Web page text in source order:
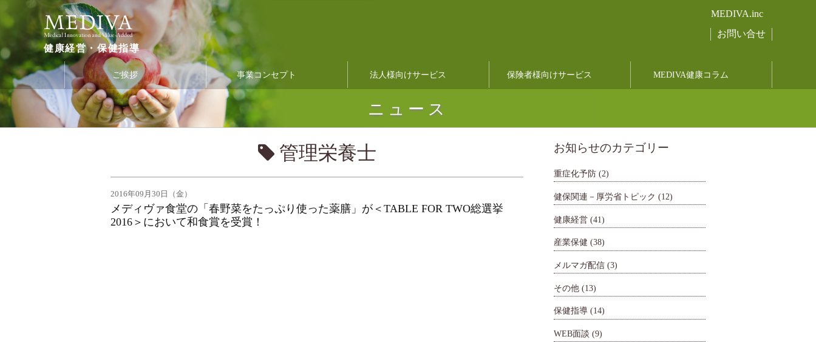
健康経営・保健指導
MEDIVA.inc
お問い合せ
ご挨拶 事業コンセプト 法人様向けサービス 保険者様向けサービス MEDIVA健康コラム
ニュース
管理栄養士
2016年09月30日（金）
メディヴァ食堂の「春野菜をたっぷり使った薬膳」が＜TABLE FOR TWO総選挙
2016＞において和食賞を受賞！
お知らせのカテゴリー
重症化予防 (2)
健保関連－厚労省トピック (12)
健康経営 (41)
産業保健 (38)
メルマガ配信 (3)
その他 (13)
保健指導 (14)
WEB面談 (9)